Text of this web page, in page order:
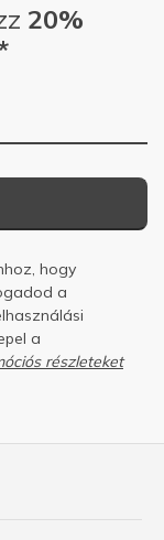
20%
hogy
a
a
részleteket